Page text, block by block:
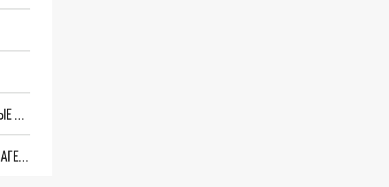
"ОЧЕНЬ ПЛОХИЕ НОВОСТИ": БОЛЬШАЯ ОШИБКА PALANTIR В РОССИИ. СТРАНЫ НАТО ВПЕРВЫЕ ЗА СВО ОСТАНОВИЛИ ПОСТАВКИ ОРУЖИЯ. ВСУ ТЕРЯЮТ ПРИГРАНИЧЬЕ?
ТРИ ГЛАВНЫХ ИНСАЙДА ОБ СВО. ОТМЕНА МОБИЛИЗАЦИИ И ВОЗВРАЩЕНИЕ "ГЕНЕРАЛА АРМАГЕДДОНА"? ОТЛИЧНЫЕ НОВОСТИ, КОТОРЫЕ ЖДАЛИ ВСЕ